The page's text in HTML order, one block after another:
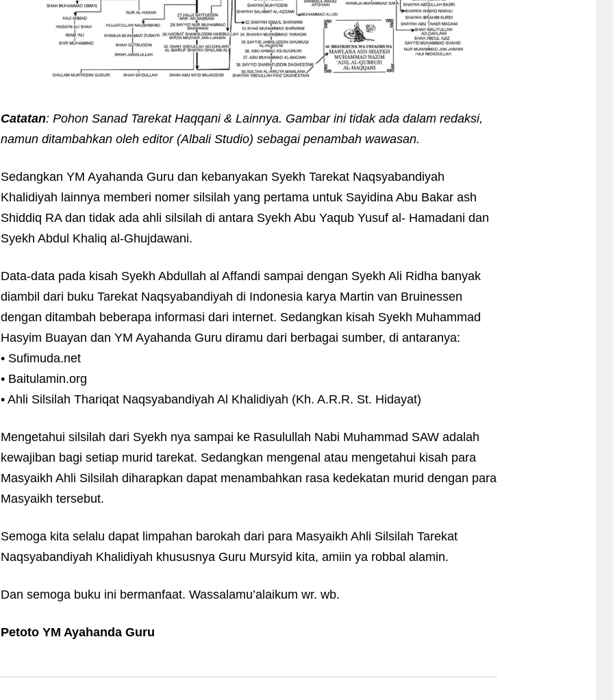
Catatan: Pohon Sanad Tarekat Haqqani & Lainnya. Gambar ini tidak ada dalam redaksi,
namun ditambahkan oleh editor (Albali Studio) sebagai penambah wawasan.
Sedangkan YM Ayahanda Guru dan kebanyakan Syekh Tarekat Naqsyabandiyah
Khalidiyah lainnya memberi nomer silsilah yang pertama untuk Sayidina Abu Bakar ash
Shiddiq RA dan tidak ada ahli silsilah di antara Syekh Abu Yaqub Yusuf al- Hamadani dan
Syekh Abdul Khaliq al-Ghujdawani.
Data-data pada kisah Syekh Abdullah al Affandi sampai dengan Syekh Ali Ridha banyak
diambil dari buku Tarekat Naqsyabandiyah di Indonesia karya Martin van Bruinessen
dengan ditambah beberapa informasi dari internet. Sedangkan kisah Syekh Muhammad
Hasyim Buayan dan YM Ayahanda Guru diramu dari berbagai sumber, di antaranya:
• Sufimuda.net
• Baitulamin.org
• Ahli Silsilah Thariqat Naqsyabandiyah Al Khalidiyah (Kh. A.R.R. St. Hidayat)
Mengetahui silsilah dari Syekh nya sampai ke Rasulullah Nabi Muhammad SAW adalah
kewajiban bagi setiap murid tarekat. Sedangkan mengenal atau mengetahui kisah para
Masyaikh Ahli Silsilah diharapkan dapat menambahkan rasa kedekatan murid dengan para
Masyaikh tersebut.
Semoga kita selalu dapat limpahan barokah dari para Masyaikh Ahli Silsilah Tarekat
Naqsyabandiyah Khalidiyah khususnya Guru Mursyid kita, amiin ya robbal alamin.
Dan semoga buku ini bermanfaat. Wassalamu’alaikum wr. wb.
Petoto YM Ayahanda Guru